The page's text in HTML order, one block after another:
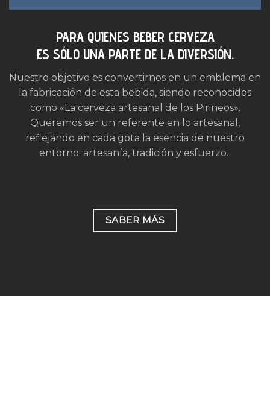
PARA QUIENES BEBER CERVEZA
ES SÓLO UNA PARTE DE LA DIVERSIÓN.
Nuestro objetivo es convertirnos en un emblema en
la fabricación de esta bebida, siendo reconocidos
como «La cerveza artesanal de los Pirineos».
Queremos ser un referente en lo artesanal,
reflejando en cada gota la esencia de nuestro
entorno: artesanía, tradición y esfuerzo.
SABER MÁS